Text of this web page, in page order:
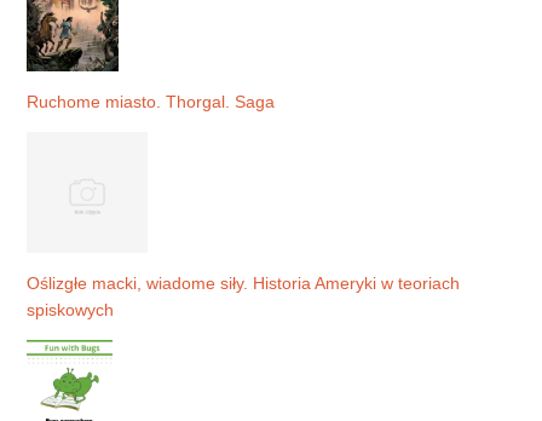
Ruchome miasto. Thorgal. Saga
Oślizgłe macki, wiadome siły. Historia Ameryki w teoriach
spiskowych